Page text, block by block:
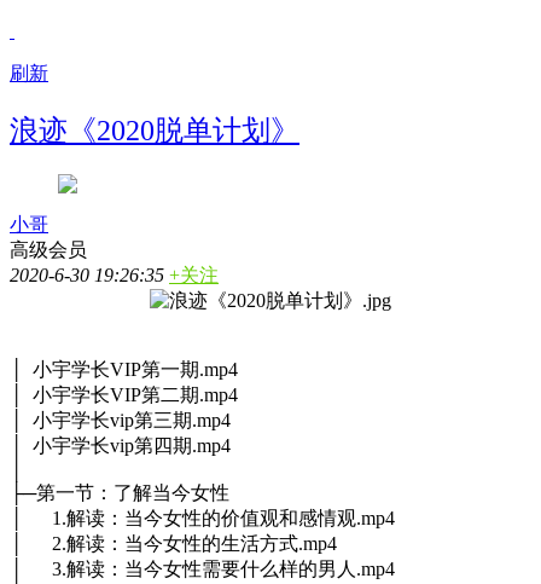
刷新
浪迹《2020脱单计划》
小哥
高级会员
2020-6-30 19:26:35 +关注
│ 小宇学长VIP第一期.mp4
│ 小宇学长VIP第二期.mp4
│ 小宇学长vip第三期.mp4
│ 小宇学长vip第四期.mp4
├─第一节：了解当今女性
│ 1.解读：当今女性的价值观和感情观.mp4
│ 2.解读：当今女性的生活方式.mp4
│ 3.解读：当今女性需要什么样的男人.mp4